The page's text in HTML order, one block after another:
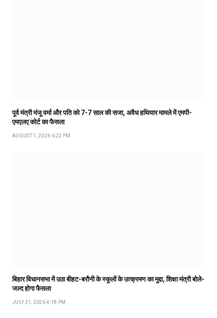
पूर्व मंत्री मंजू वर्मा और पति को 7-7 साल की सजा, अवैध हथियार मामले में एमपी-
एमएलए कोर्ट का फैसला
AUGUST 1, 2026 6:22 PM
बिहार विधानसभा में उठा बीहट-बरौनी के स्कूलों के उत्क्रमण का मुद्दा, शिक्षा मंत्री बोले-
जल्द होगा फैसला
JULY 21, 2026 4:18 PM